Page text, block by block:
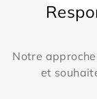
Notre
et